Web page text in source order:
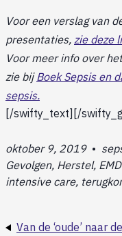
Voor een verslag van
presentaties, zie deze
Voor meer info over
zie bijBoek Sepsis en
sepsis.
[/swifty_text][/
oktober 9, 2019 •
Gevolgen, Herstel,
intensive care,
Van de ‘oude’ naar de